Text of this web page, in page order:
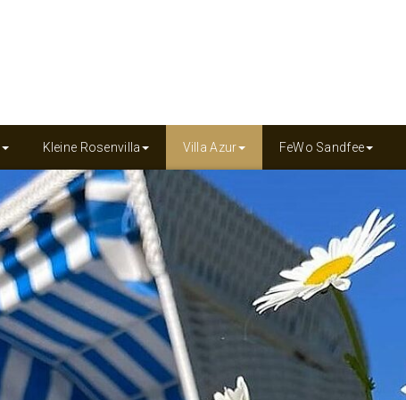
Kleine Rosenvilla Villa Azur FeWo Sandfee